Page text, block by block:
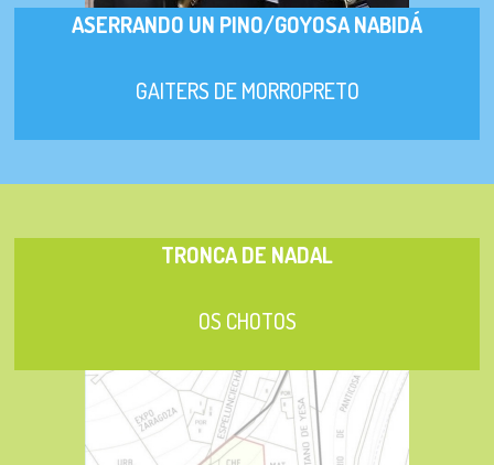
ASERRANDO UN PINO/GOYOSA NABIDÁ
GAITERS DE MORROPRETO
TRONCA DE NADAL
OS CHOTOS